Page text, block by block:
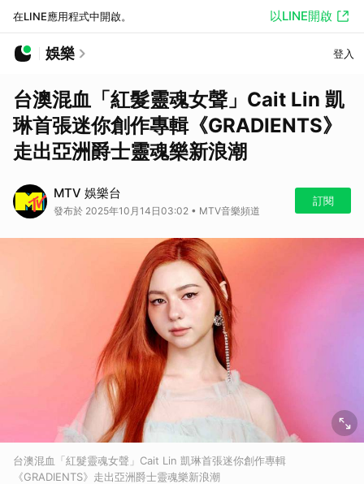
在LINE應用程式中開啟。 以LINE開啟
娛樂 登入
台澳混血「紅髮靈魂女聲」Cait Lin 凱
琳首張迷你創作專輯《GRADIENTS》
走出亞洲爵士靈魂樂新浪潮
MTV 娛樂台
發布於 2025年10月14日03:02 • MTV音樂頻道
訂閱
台澳混血「紅髮靈魂女聲」Cait Lin 凱琳首張迷你創作專輯
《GRADIENTS》走出亞洲爵士靈魂樂新浪潮